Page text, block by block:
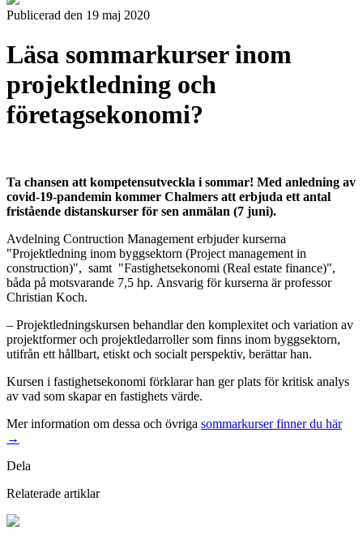
Publicerad den 19 maj 2020
Läsa sommarkurser inom
projektledning och
företagsekonomi?
Ta chansen att kompetensutveckla i sommar! Med anledning av
covid-19-pandemin​ kommer Chalmers att erbjuda ett antal
fristående distanskurser för sen anmälan (7 juni).
Avdelning Contruction Management erbjuder kurserna
"Projektledning inom byggsektorn (Project management in
construction)", samt "Fastighetsekonomi (Real estate finance)",
båda på motsvarande 7,5 hp. Ansvarig för kurserna är professor
Christian Koch.
– Projektledningskursen behandlar den komplexitet och variation av
projektformer och projektledarroller som finns inom byggsektorn,
utifrån ett hållbart, etiskt och socialt perspektiv, berättar han.
Kursen i fastighetsekonomi förklarar han ger plats för kritisk analys
av vad som skapar en fastighets värde.
Mer information om dessa och övriga sommarkurser finner du här
→
Dela
Relaterade artiklar